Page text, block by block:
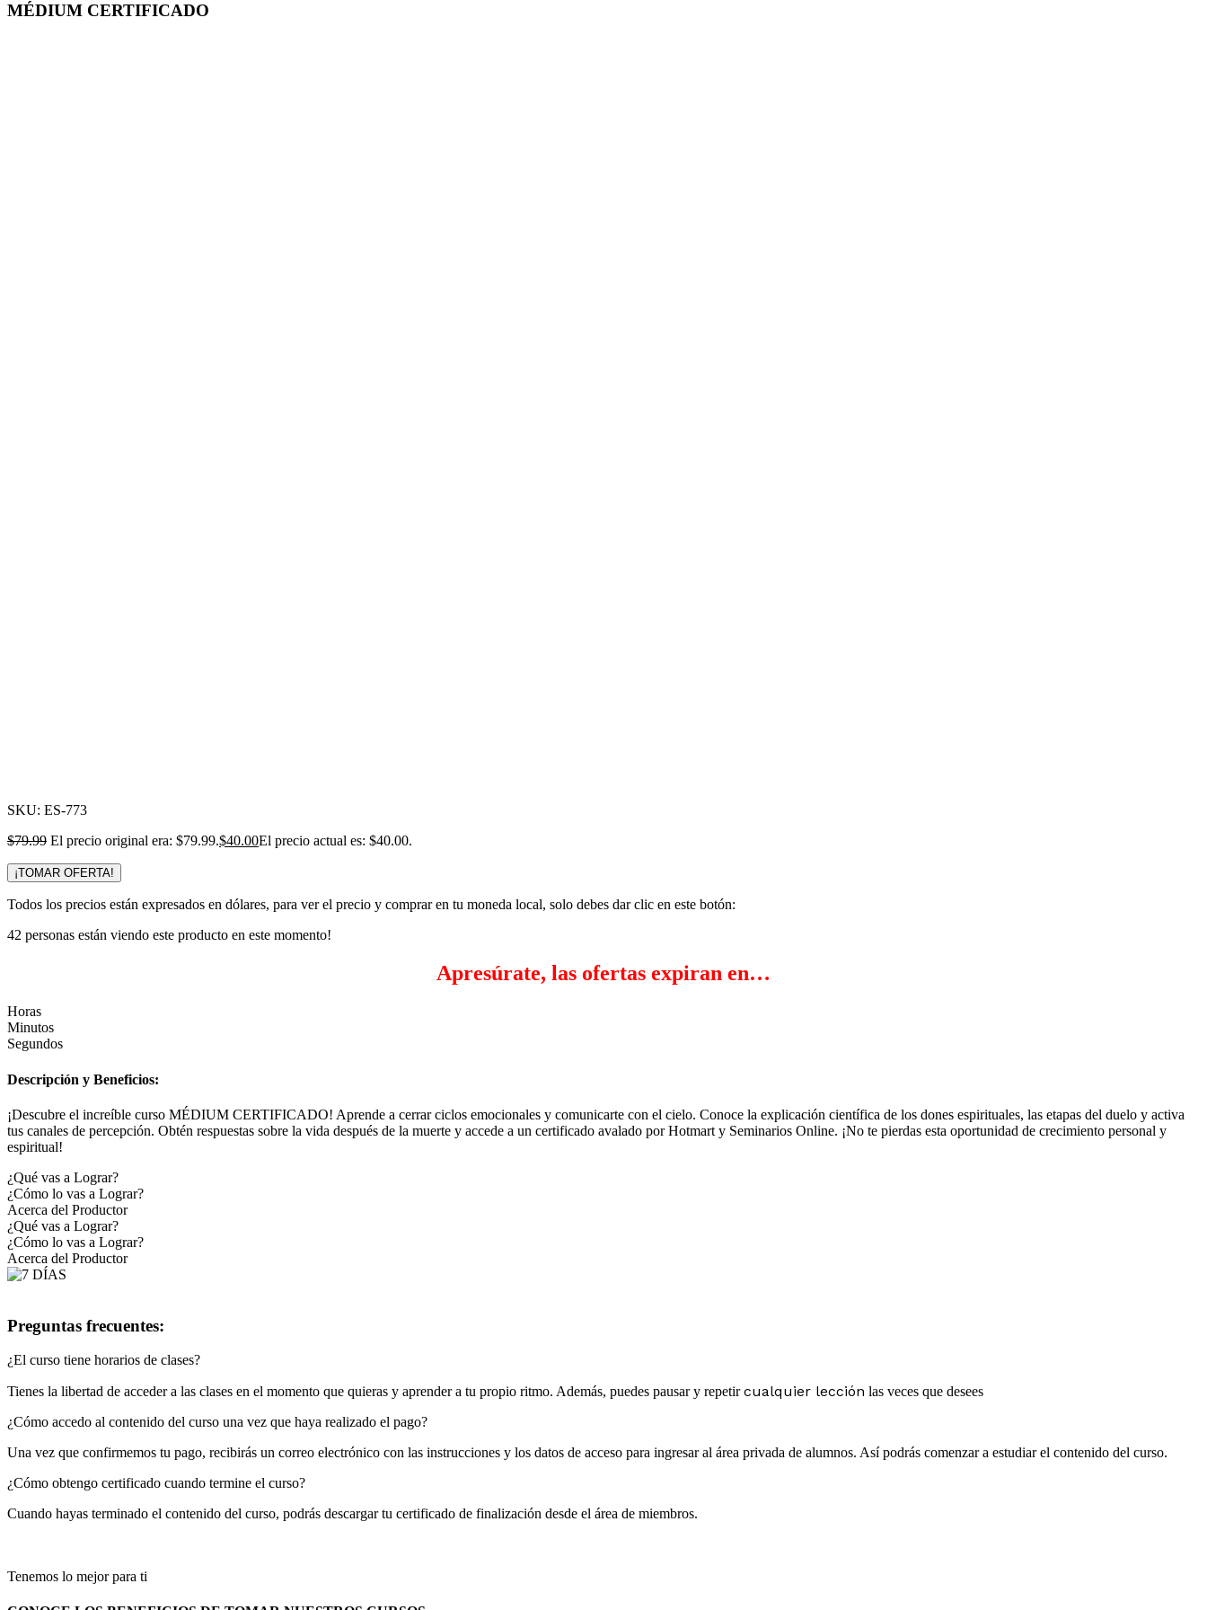
MÉDIUM CERTIFICADO
SKU: ES-773
$79.99 El precio original era: $79.99.$40.00El precio actual es: $40.00.
¡TOMAR OFERTA!
Todos los precios están expresados en dólares, para ver el precio y comprar en tu moneda local, solo debes dar clic en este botón:
42 personas están viendo este producto en este momento!
Apresúrate, las ofertas expiran en…
Horas
Minutos
Segundos
Descripción y Beneficios:
¡Descubre el increíble curso MÉDIUM CERTIFICADO! Aprende a cerrar ciclos emocionales y comunicarte con el cielo. Conoce la explicación científica de los dones espirituales, las etapas del duelo y activa
tus canales de percepción. Obtén respuestas sobre la vida después de la muerte y accede a un certificado avalado por Hotmart y Seminarios Online. ¡No te pierdas esta oportunidad de crecimiento personal y
espiritual!
¿Qué vas a Lograr?
¿Cómo lo vas a Lograr?
Acerca del Productor
¿Qué vas a Lograr?
¿Cómo lo vas a Lograr?
Acerca del Productor
Preguntas frecuentes:
¿El curso tiene horarios de clases?
Tienes la libertad de acceder a las clases en el momento que quieras y aprender a tu propio ritmo. Además, puedes pausar y repetircualquier lección las veces que desees
¿Cómo accedo al contenido del curso una vez que haya realizado el pago?
Una vez que confirmemos tu pago, recibirás un correo electrónico con las instrucciones y los datos de acceso para ingresar al área privada de alumnos. Así podrás comenzar a estudiar el contenido del curso.
¿Cómo obtengo certificado cuando termine el curso?
Cuando hayas terminado el contenido del curso, podrás descargar tu certificado de finalización desde el área de miembros.
Tenemos lo mejor para ti